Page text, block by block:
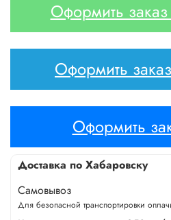
Оформить
Оформить
Оформить
Доставка по Хабаровску
Самовывоз
Для безопасной транспортировки